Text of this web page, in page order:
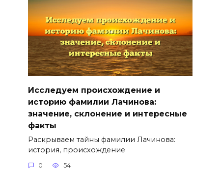
Исследуем происхождение и
историю фамилии Лачинова:
значение, склонение и интересные
факты
Раскрываем тайны фамилии Лачинова:
история, происхождение
0 54